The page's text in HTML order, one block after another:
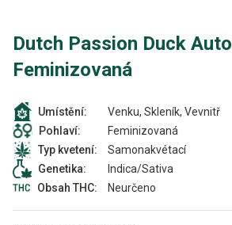
Dutch Passion Duck Auto
Feminizovaná
Umístění:
Venku, Skleník, Vevnitř
Pohlaví:
Feminizovaná
Typ kvetení:
Samonakvétací
Genetika:
Indica/Sativa
Obsah THC:
Neurčeno